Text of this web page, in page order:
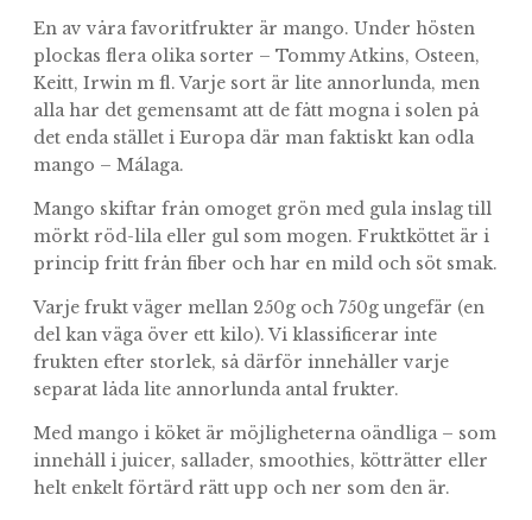
En av våra favoritfrukter är mango. Under hösten
plockas flera olika sorter – Tommy Atkins, Osteen,
Keitt, Irwin m fl. Varje sort är lite annorlunda, men
alla har det gemensamt att de fått mogna i solen på
det enda stället i Europa där man faktiskt kan odla
mango – Málaga.
Mango skiftar från omoget grön med gula inslag till
mörkt röd-lila eller gul som mogen. Fruktköttet är i
princip fritt från fiber och har en mild och söt smak.
Varje frukt väger mellan 250g och 750g ungefär (en
del kan väga över ett kilo). Vi klassificerar inte
frukten efter storlek, så därför innehåller varje
separat låda lite annorlunda antal frukter.
Med mango i köket är möjligheterna oändliga – som
innehåll i juicer, sallader, smoothies, kötträtter eller
helt enkelt förtärd rätt upp och ner som den är.